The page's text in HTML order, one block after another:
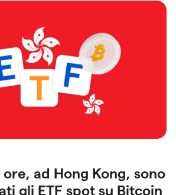
ad Hong Kong, sono
gli ETF spot su Bitcoin